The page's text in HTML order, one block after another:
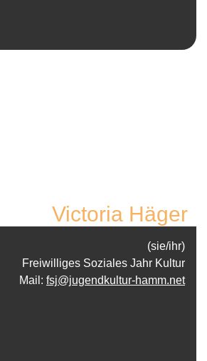
Victoria Häger
(sie/ihr)
Freiwilliges Soziales Jahr Kultur
Mail: fsj@jugendkultur-hamm.net